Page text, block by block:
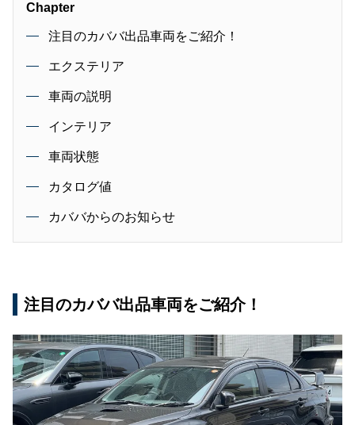
Chapter
注目のカババ出品車両をご紹介！
エクステリア
車両の説明
インテリア
車両状態
カタログ値
カババからのお知らせ
注目のカババ出品車両をご紹介！